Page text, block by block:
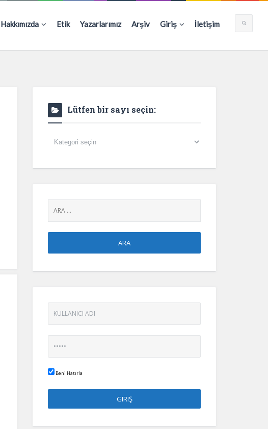
Hakkımızda Etik Yazarlarımız Arşiv Giriş İletişim
Lütfen bir sayı seçin:
Lütfen
Beni Hatırla